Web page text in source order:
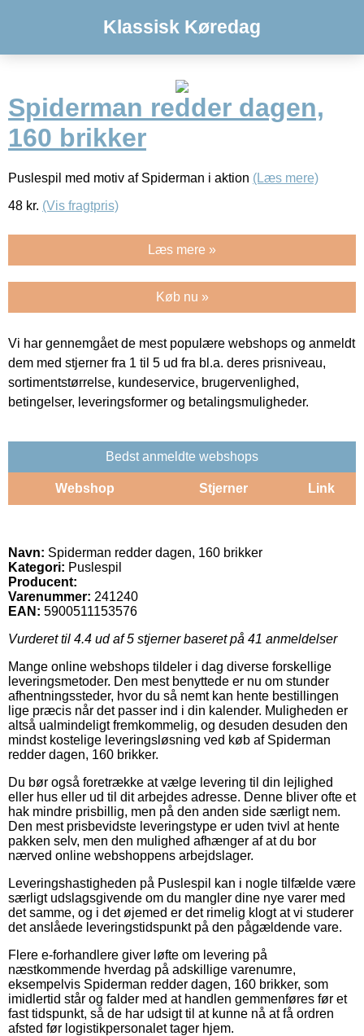
Klassisk Køredag
Spiderman redder dagen,
160 brikker
Puslespil med motiv af Spiderman i aktion (Læs mere)
48 kr. (Vis fragtpris)
Læs mere »
Køb nu »
Vi har gennemgået de mest populære webshops og anmeldt
dem med stjerner fra 1 til 5 ud fra bl.a. deres prisniveau,
sortimentstørrelse, kundeservice, brugervenlighed,
betingelser, leveringsformer og betalingsmuligheder.
Bedst anmeldte webshops
Webshop Stjerner Link
Navn: Spiderman redder dagen, 160 brikker
Kategori: Puslespil
Producent:
Varenummer: 241240
EAN: 5900511153576
Vurderet til 4.4 ud af 5 stjerner baseret på 41 anmeldelser
Mange online webshops tildeler i dag diverse forskellige
leveringsmetoder. Den mest benyttede er nu om stunder
afhentningssteder, hvor du så nemt kan hente bestillingen
lige præcis når det passer ind i din kalender. Muligheden er
altså ualmindeligt fremkommelig, og desuden desuden den
mindst kostelige leveringsløsning ved køb af Spiderman
redder dagen, 160 brikker.
Du bør også foretrække at vælge levering til din lejlighed
eller hus eller ud til dit arbejdes adresse. Denne bliver ofte et
hak mindre prisbillig, men på den anden side særligt nem.
Den mest prisbevidste leveringstype er uden tvivl at hente
pakken selv, men den mulighed afhænger af at du bor
nærved online webshoppens arbejdslager.
Leveringshastigheden på Puslespil kan i nogle tilfælde være
særligt udslagsgivende om du mangler dine nye varer med
det samme, og i det øjemed er det rimelig klogt at vi studerer
det anslåede leveringstidspunkt på den pågældende vare.
Flere e-forhandlere giver løfte om levering på
næstkommende hverdag på adskillige varenumre,
eksempelvis Spiderman redder dagen, 160 brikker, som
imidlertid står og falder med at handlen gemmenføres før et
fast tidspunkt, så de har udsigt til at kunne nå at få ordren
afsted før logistikpersonalet tager hjem.